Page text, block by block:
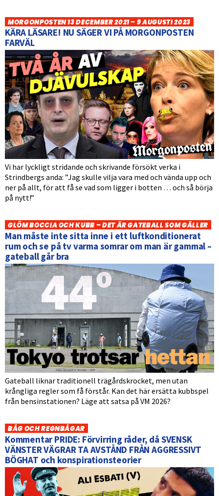
MORGONPOSTEN 13 DECEMBER 2021 – 9 AUGUSTI 2023
KÄRA LÄSARE! NU SÄGER VI PÅ MORGONPOSTEN
FARVÄL
Vi har lyckligt stridande och skrivande försökt verka i
Strindbergs anda: ”Jag skulle vilja vara med och vända upp och
ner på allt, för att få se vad som ligger i botten … och så börja
på nytt!”
GLÖM BOCCIA OCH KUBB – DET ÄR GATEBALL SOM GÄLLER
Man måste inte sitta inne i ett luftkonditionerat
rum och se på tv varma somrar om man är gammal –
gateball går bra
Gateball liknar traditionell trägårdskrocket, men utan
krångliga regler som få förstår. Kan det här ersätta kubbspel
från bensinstationen? Läge att satsa på VM 2026?
BÅG OCH REGNBÅGAR
Kommentar PRIDE: Förvirring råder, då SVENSK
VÄNSTER VÄGRAR TA AVSTÅND FRÅN AGGRESSIVT
BÖGHAT och konspirationsteorier